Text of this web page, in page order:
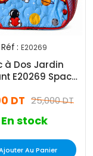
Réf : E20269
à Dos Jardin
E20269 Space
25,000 DT
DT
En stock
Au Panier